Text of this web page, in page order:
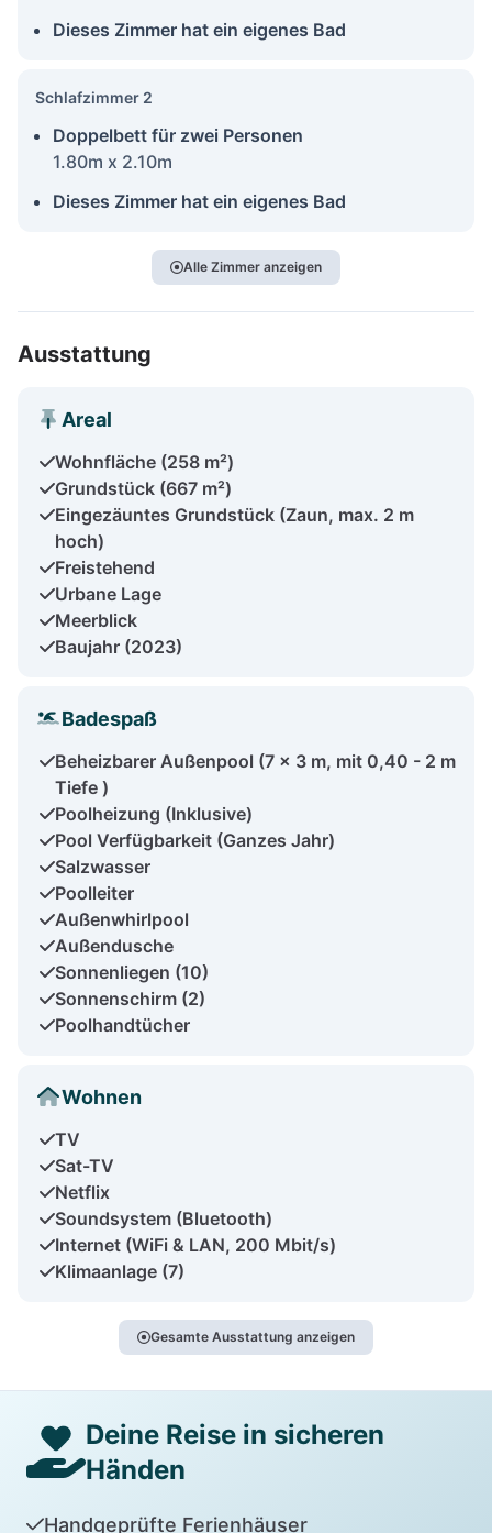
Dieses Zimmer hat ein eigenes Bad
Schlafzimmer 2
Doppelbett für zwei Personen
1.80m x 2.10m
Dieses Zimmer hat ein eigenes Bad
Alle Zimmer anzeigen
Ausstattung
Areal
Wohnfläche (258 m²)
Grundstück (667 m²)
Eingezäuntes Grundstück (Zaun, max. 2 m
hoch)
Freistehend
Urbane Lage
Meerblick
Baujahr (2023)
Badespaß
Beheizbarer Außenpool (7 x 3 m, mit 0,40 - 2 m
Tiefe )
Poolheizung (Inklusive)
Pool Verfügbarkeit (Ganzes Jahr)
Salzwasser
Poolleiter
Außenwhirlpool
Außendusche
Sonnenliegen (10)
Sonnenschirm (2)
Poolhandtücher
Wohnen
TV
Sat-TV
Netflix
Soundsystem (Bluetooth)
Internet (WiFi & LAN, 200 Mbit/s)
Klimaanlage (7)
Gesamte Ausstattung anzeigen
Deine Reise in sicheren
Händen
Handgeprüfte Ferienhäuser